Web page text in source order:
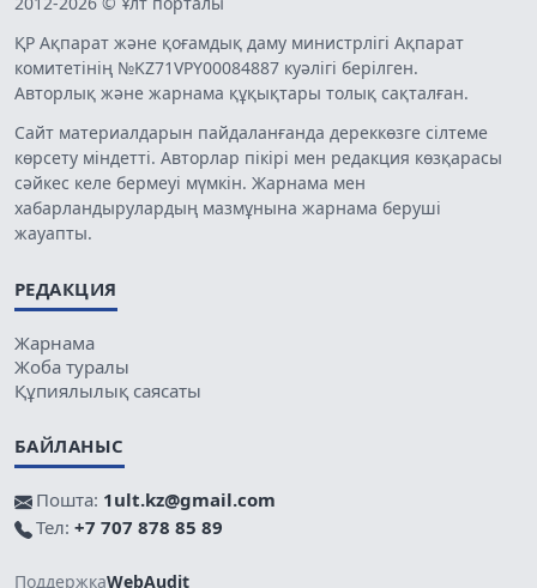
ҚР Ақпарат және қоғамдық даму министрлігі Ақпарат
комитетінің №KZ71VPY00084887 куәлігі берілген.
Авторлық және жарнама құқықтары толық сақталған.
Сайт материалдарын пайдаланғанда дереккөзге сілтеме
көрсету міндетті. Авторлар пікірі мен редакция көзқарасы
сәйкес келе бермеуі мүмкін. Жарнама мен
хабарландырулардың мазмұнына жарнама беруші
жауапты.
РЕДАКЦИЯ
Жарнама
Жоба туралы
Құпиялылық саясаты
БАЙЛАНЫС
Пошта: 1ult.kz@gmail.com
Тел: +7 707 878 85 89
ПоддержкаWebAudit